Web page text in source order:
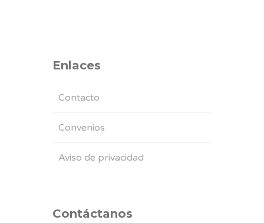
Enlaces
Contacto
Convenios
Aviso de privacidad
Contáctanos